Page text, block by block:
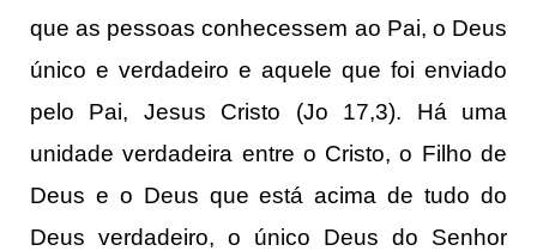
que as pessoas conhecessem ao Pai, o Deus
único e verdadeiro e aquele que foi enviado
pelo Pai, Jesus Cristo (Jo 17,3). Há uma
unidade verdadeira entre o Cristo, o Filho de
Deus e o Deus que está acima de tudo do
Deus verdadeiro, o único Deus do Senhor